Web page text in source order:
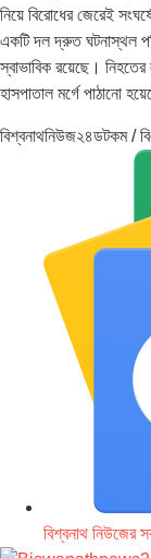
নিয়ে বিরোধের জেরেই
একটি দল দ্রুত ঘটনাস্থল
স্বাভাবিক রয়েছে।
হাসপাতাল মর্গে পাঠানো
বিশ্বনাথনিউজ২৪ডটকম /
বিশ্বনাথ